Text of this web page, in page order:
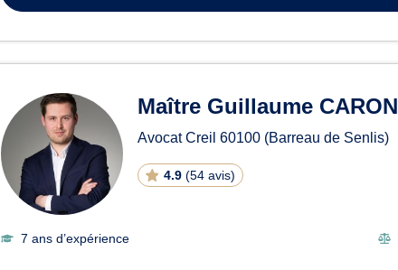
Maître Guillaume CARON
Avocat Creil 60100 (Barreau de Senlis)
4.9 (54 avis)
7 ans d’expérience